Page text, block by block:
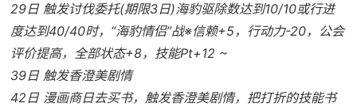
29日 触发讨伐委托(期限3日)海豹驱除数达到10/10或行进
度达到40/40时，“海豹情侣”战※信赖+5，行动力-20，公会
评价提高，全部状态+8，技能Pt+12 ~
39日 触发香澄美剧情
42日 漫画商日去买书，触发香澄美剧情，把打折的技能书